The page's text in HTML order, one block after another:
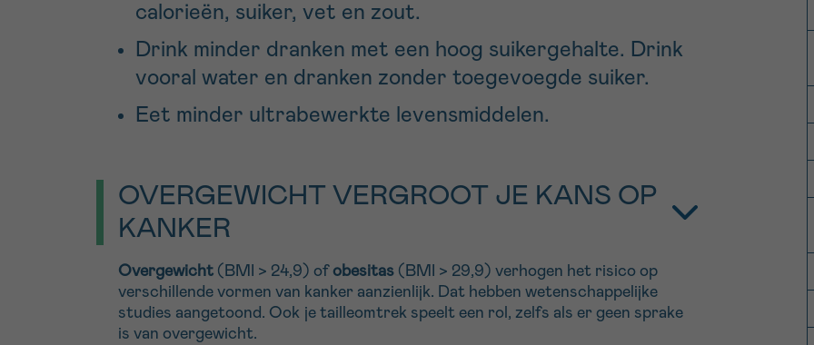
calorieën, suiker, vet en zout.
Drink minder dranken met een hoog suikergehalte. Drink
vooral water en dranken zonder toegevoegde suiker.
Eet minder ultrabewerkte levensmiddelen.
OVERGEWICHT VERGROOT JE KANS OP
KANKER
Overgewicht (BMI > 24,9) of obesitas (BMI > 29,9) verhogen het risico op
verschillende vormen van kanker aanzienlijk. Dat hebben wetenschappelijke
studies aangetoond. Ook je tailleomtrek speelt een rol, zelfs als er geen sprake
is van overgewicht.